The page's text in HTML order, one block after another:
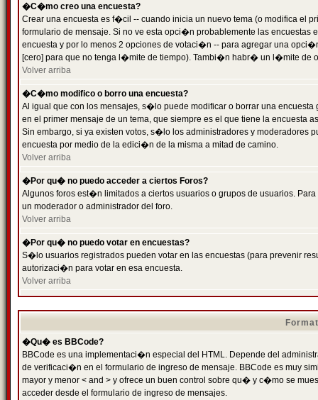
�C�mo creo una encuesta?
Crear una encuesta es f�cil -- cuando inicia un nuevo tema (o modifica el
formulario de mensaje. Si no ve esta opci�n probablemente las
encuesta y por lo menos 2 opciones de votaci�n -- para agregar una
[cero] para que no tenga l�mite de tiempo). Tambi�n habr� un l�mite de
Volver arriba
�C�mo modifico o borro una encuesta?
Al igual que con los mensajes, s�lo puede modificar o borrar una
en el primer mensaje de un tema, que siempre es el que tiene la encuesta
Sin embargo, si ya existen votos, s�lo los administradores y moderadores
encuesta por medio de la edici�n de la misma a mitad de camino.
Volver arriba
�Por qu� no puedo acceder a ciertos Foros?
Algunos foros est�n limitados a ciertos usuarios o grupos de usuarios.
un moderador o administrador del foro.
Volver arriba
�Por qu� no puedo votar en encuestas?
S�lo usuarios registrados pueden votar en las encuestas (para prevenir
autorizaci�n para votar en esa encuesta.
Volver arriba
�Qu� es BBCode?
BBCode es una implementaci�n especial del HTML. Depende del
de verificaci�n en el formulario de ingreso de mensaje. BBCode es muy
mayor y menor < and > y ofrece un buen control sobre qu� y c�mo se
acceder desde el formulario de ingreso de mensajes.